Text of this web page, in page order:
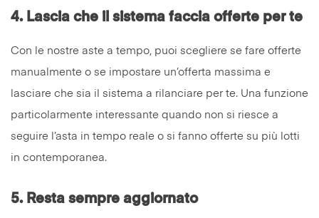
4. Lascia che il sistema faccia offerte per te
Con le nostre aste a tempo, puoi scegliere se fare offerte
manualmente o se impostare un’offerta massima e
lasciare che sia il sistema a rilanciare per te. Una funzione
particolarmente interessante quando non si riesce a
seguire l’asta in tempo reale o si fanno offerte su più lotti
in contemporanea.
5. Resta sempre aggiornato